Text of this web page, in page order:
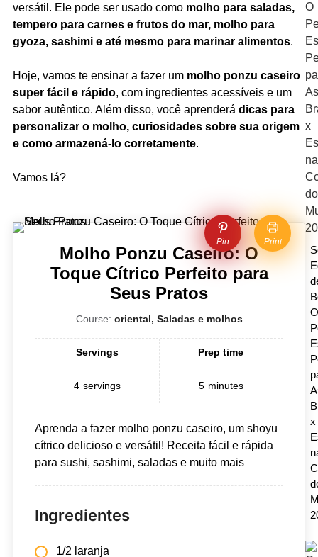
versátil. Ele pode ser usado como molho para saladas,
tempero para carnes e frutos do mar, molho para
gyoza, sashimi e até mesmo para marinar alimentos.
Hoje, vamos te ensinar a fazer um molho ponzu caseiro
super fácil e rápido, com ingredientes acessíveis e um
sabor autêntico. Além disso, você aprenderá dicas para
personalizar o molho, curiosidades sobre sua origem
e como armazená-lo corretamente.
Vamos lá?
Pin Print
Molho Ponzu Caseiro: O
Toque Cítrico Perfeito para
Seus Pratos
Course: oriental, Saladas e molhos
Servings
4 servings
Prep time
5 minutes
Aprenda a fazer molho ponzu caseiro, um shoyu
cítrico delicioso e versátil! Receita fácil e rápida
para sushi, sashimi, saladas e muito mais
Ingredientes
1/2 laranja
x